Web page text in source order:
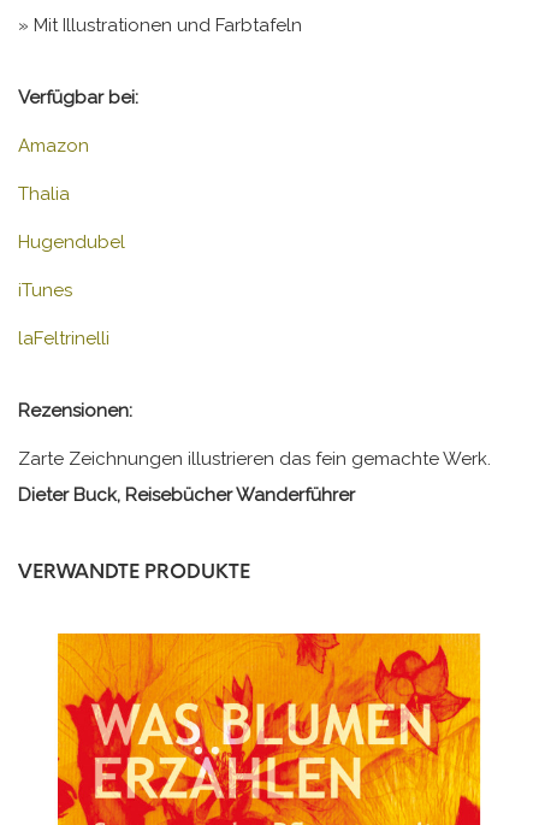
» Mit Illustrationen und Farbtafeln
Verfügbar bei:
Amazon
Thalia
Hugendubel
iTunes
laFeltrinelli
Rezensionen:
Zarte Zeichnungen illustrieren das fein gemachte Werk.
Dieter Buck, Reisebücher Wanderführer
VERWANDTE PRODUKTE